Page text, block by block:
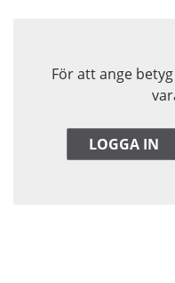
För att ange
LOGGA IN